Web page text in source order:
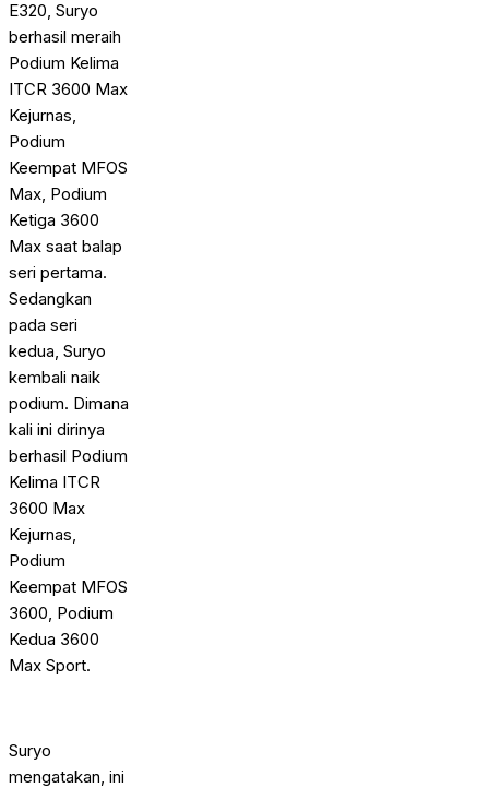
E320, Suryo
berhasil meraih
Podium Kelima
ITCR 3600 Max
Kejurnas,
Podium
Keempat MFOS
Max, Podium
Ketiga 3600
Max saat balap
seri pertama.
Sedangkan
pada seri
kedua, Suryo
kembali naik
podium. Dimana
kali ini dirinya
berhasil Podium
Kelima ITCR
3600 Max
Kejurnas,
Podium
Keempat MFOS
3600, Podium
Kedua 3600
Max Sport.
Suryo
mengatakan, ini